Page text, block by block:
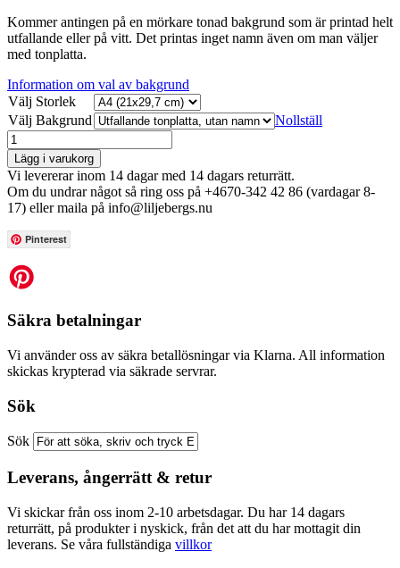
Kommer antingen på en mörkare tonad bakgrund som är printad helt
utfallande eller på vitt. Det printas inget namn även om man väljer
med tonplatta.
Information om val av bakgrund
Välj Storlek
Välj Bakgrund
Nollställ
Lägg i varukorg
Vi levererar inom 14 dagar med 14 dagars returrätt.
Om du undrar något så ring oss på +4670-342 42 86 (vardagar 8-
17) eller maila på info@liljebergs.nu
Pinterest
Säkra betalningar
Vi använder oss av säkra betallösningar via Klarna. All information
skickas krypterad via säkrade servrar.
Sök
Sök
Leverans, ångerrätt & retur
Vi skickar från oss inom 2-10 arbetsdagar. Du har 14 dagars
returrätt, på produkter i nyskick, från det att du har mottagit din
leverans. Se våra fullständiga villkor